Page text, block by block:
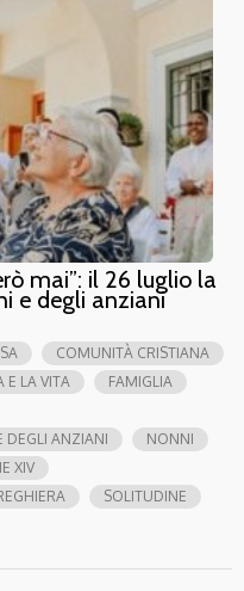
mai”: il 26 luglio la
e degli anziani
COMUNITÀ CRISTIANA
E LA VITA
FAMIGLIA
DEGLI ANZIANI
NONNI
XIV
SOLITUDINE